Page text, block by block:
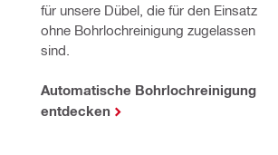
für unsere Dübel, die für den Einsatz
ohne Bohrlochreinigung zugelassen
sind.
Automatische Bohrlochreinigung
entdecken